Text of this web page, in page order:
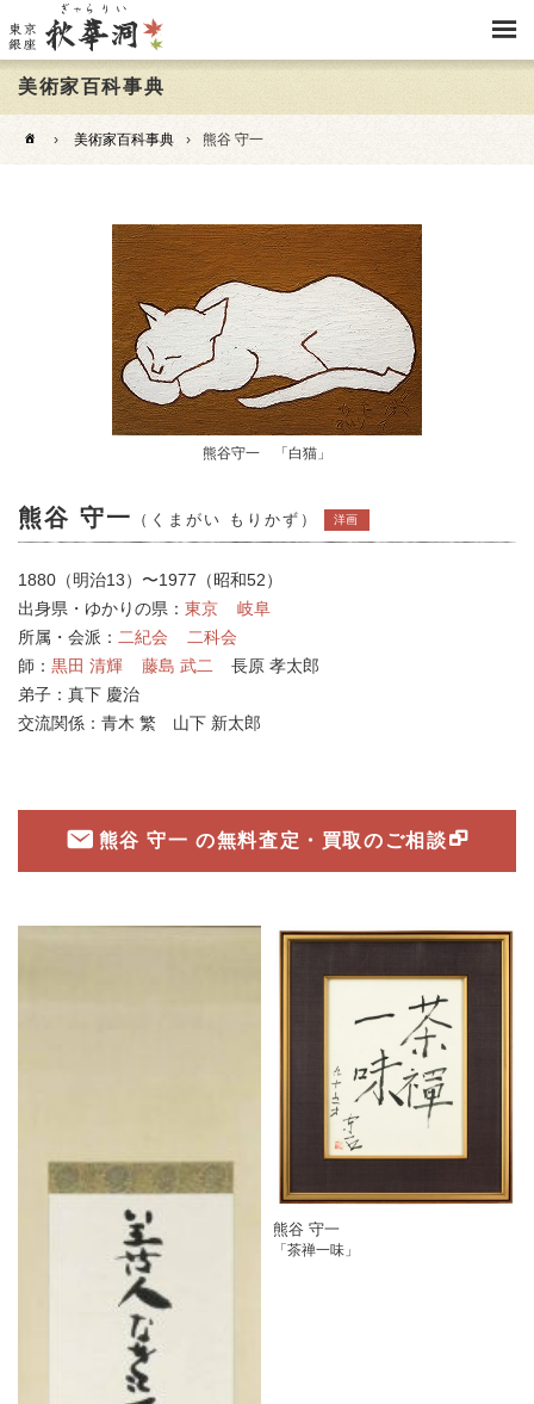
美術家百科事典
› 美術家百科事典 › 熊谷 守一
熊谷守一 「白猫」
熊谷 守一 （くまがい もりかず） 洋画
1880（明治13）〜1977（昭和52）
出身県・ゆかりの県： 東京
岐阜
所属・会派： 二紀会
二科会
師： 黒田 清輝 藤島 武二
長原 孝太郎
弟子： 真下 慶治
交流関係： 青木 繁 山下 新太郎
熊谷 守一 の無料査定・買取のご相談
熊谷 守一
「茶禅一味」